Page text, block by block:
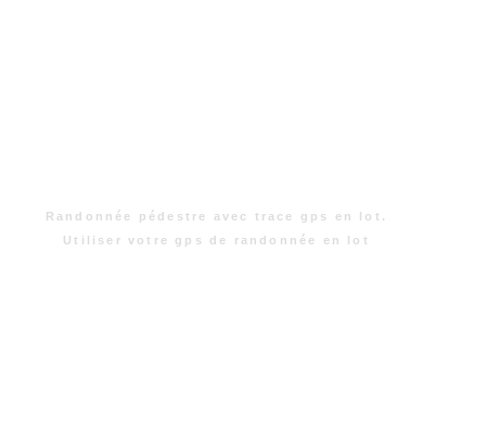
Randonnée pédestre avec trace gps en lot.
Utiliser votre gps de randonnée en lot